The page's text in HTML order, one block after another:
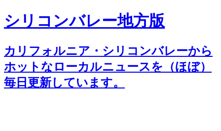
シリコンバレー地方版
カリフォルニア・シリコンバレーから
ホットなローカルニュースを（ほぼ）
毎日更新しています。